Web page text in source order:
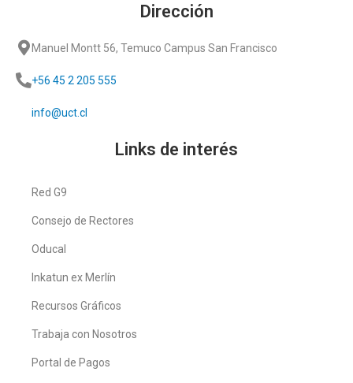
Dirección
Manuel Montt 56, Temuco Campus San Francisco
+56 45 2 205 555
info@uct.cl
Links de interés
Red G9
Consejo de Rectores
Oducal
Inkatun ex Merlín
Recursos Gráficos
Trabaja con Nosotros
Portal de Pagos